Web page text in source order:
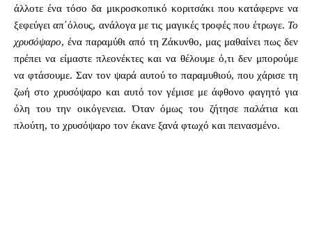
άλλοτε ένα τόσο δα μικροσκοπικό κοριτσάκι που κατάφερνε να
ξεφεύγει απ΄όλους, ανάλογα με τις μαγικές τροφές που έτρωγε. Το
χρυσόψαρο, ένα παραμύθι από τη Ζάκυνθο, μας μαθαίνει πως δεν
πρέπει να είμαστε πλεονέκτες και να θέλουμε ό,τι δεν μπορούμε
να φτάσουμε. Σαν τον ψαρά αυτού το παραμυθιού, που χάρισε τη
ζωή στο χρυσόψαρο και αυτό τον γέμισε με άφθονο φαγητό για
όλη του την οικόγενεια. Όταν όμως του ζήτησε παλάτια και
πλούτη, το χρυσόψαρο τον έκανε ξανά φτωχό και πεινασμένο.